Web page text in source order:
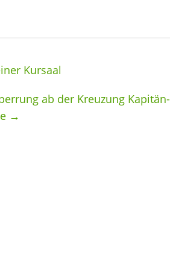
Kursaal
ab der Kreuzung Kapitän-
→